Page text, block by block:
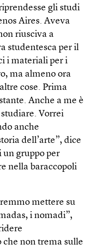
gli studi
Aires. Aveva
riusciva a
studentesca per il
i materiali per i
ma almeno ora
cose. Prima
Anche a me è
Vorrei
anche
dell’arte”, dice
un gruppo per
nella baraccopoli
mettere su
i nomadi”,
non trema sulle